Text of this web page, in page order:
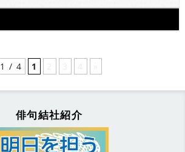
1 / 4 1
俳句結社紹介